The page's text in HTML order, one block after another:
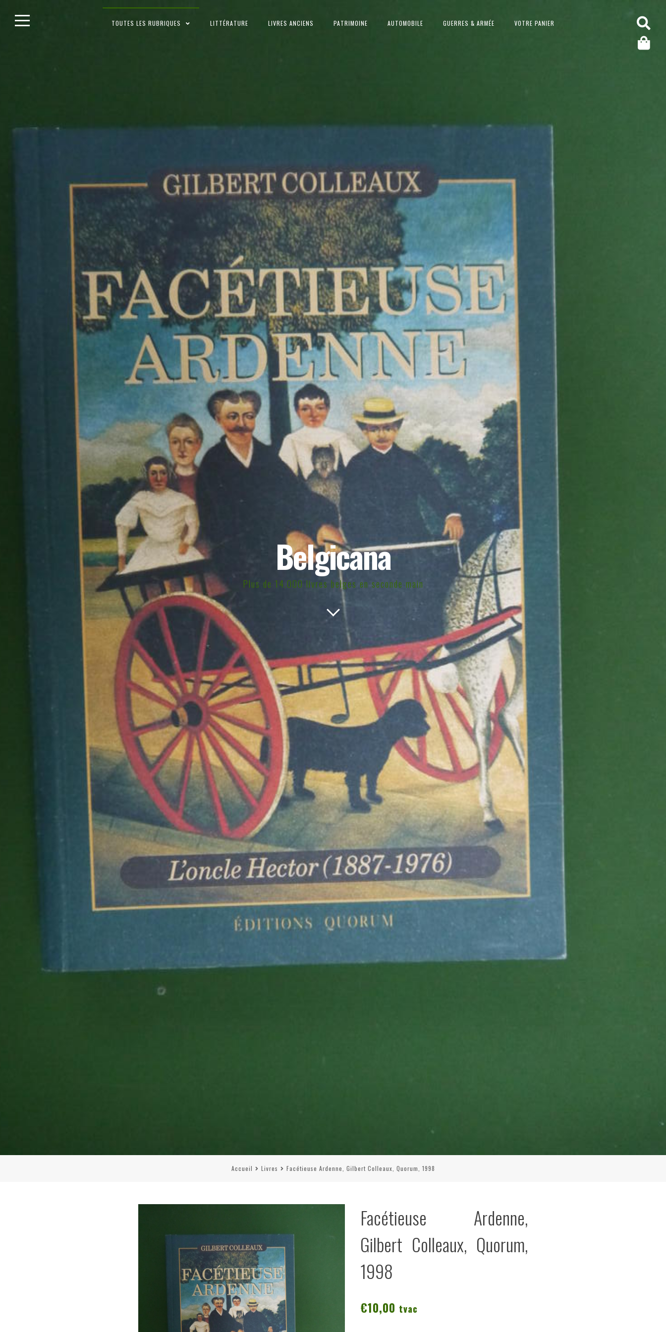
Belgicana
Plus de 14.000 livres belges en seconde main
TOUTES LES RUBRIQUES LITTÉRATURE LIVRES ANCIENS PATRIMOINE AUTOMOBILE GUERRES & ARMÉE VOTRE PANIER
Accueil Livres Facétieuse Ardenne, Gilbert Colleaux, Quorum, 1998
Facétieuse Ardenne,
Gilbert Colleaux, Quorum,
1998
€10,00 tvac